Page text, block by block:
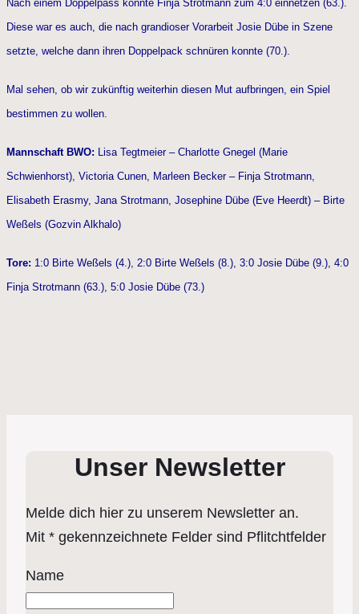
Nach einem Doppelpass konnte Finja Strotmann zum 4:0 einnetzen (63.).
Diese war es auch, die nach grandioser Vorarbeit Josie Dübe in Szene
setzte, welche dann ihren Doppelpack schnüren konnte (70.).
Mal sehen, ob wir zukünftig weiterhin diesen Mut aufbringen, ein Spiel
bestimmen zu wollen.
Mannschaft BWO: Lisa Tegtmeier – Charlotte Gnegel (Marie
Schwienhorst), Victoria Cunen, Marleen Becker – Finja Strotmann,
Elisabeth Erasmy, Jana Strotmann, Josephine Dübe (Eve Heerdt) – Birte
Weßels (Gozvin Alkhalo)
Tore: 1:0 Birte Weßels (4.), 2:0 Birte Weßels (8.), 3:0 Josie Dübe (9.), 4:0
Finja Strotmann (63.), 5:0 Josie Dübe (73.)
Unser Newsletter
Melde dich hier zu unserem Newsletter an.
Mit * gekennzeichnete Felder sind Pflitchtfelder
Name